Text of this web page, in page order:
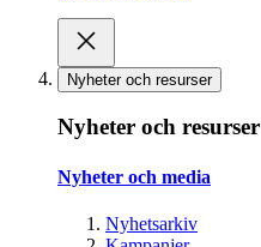
Nyheter och resurser
Nyheter och resurser
Nyheter och media
Nyhetsarkiv